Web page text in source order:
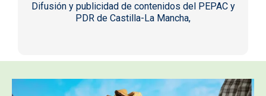
Difusión y publicidad de contenidos del PEPAC y
PDR de Castilla-La Mancha,